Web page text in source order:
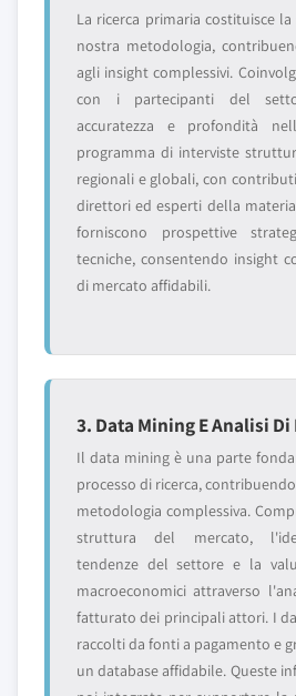
La ricerca primaria costituisce
nostra metodologia,
agli insight complessivi.
con i partecipanti del
accuratezza e profondità
programma di interviste
regionali e globali, con
direttori ed esperti della
forniscono prospettive
tecniche, consentendo insight
di mercato affidabili.
3. Data Mining E Analisi
Il data mining è una parte
processo di ricerca,
metodologia complessiva.
struttura del mercato,
tendenze del settore e la
macroeconomici attraverso
fatturato dei principali attori. I
raccolti da fonti a pagamento e
un database affidabile. Queste